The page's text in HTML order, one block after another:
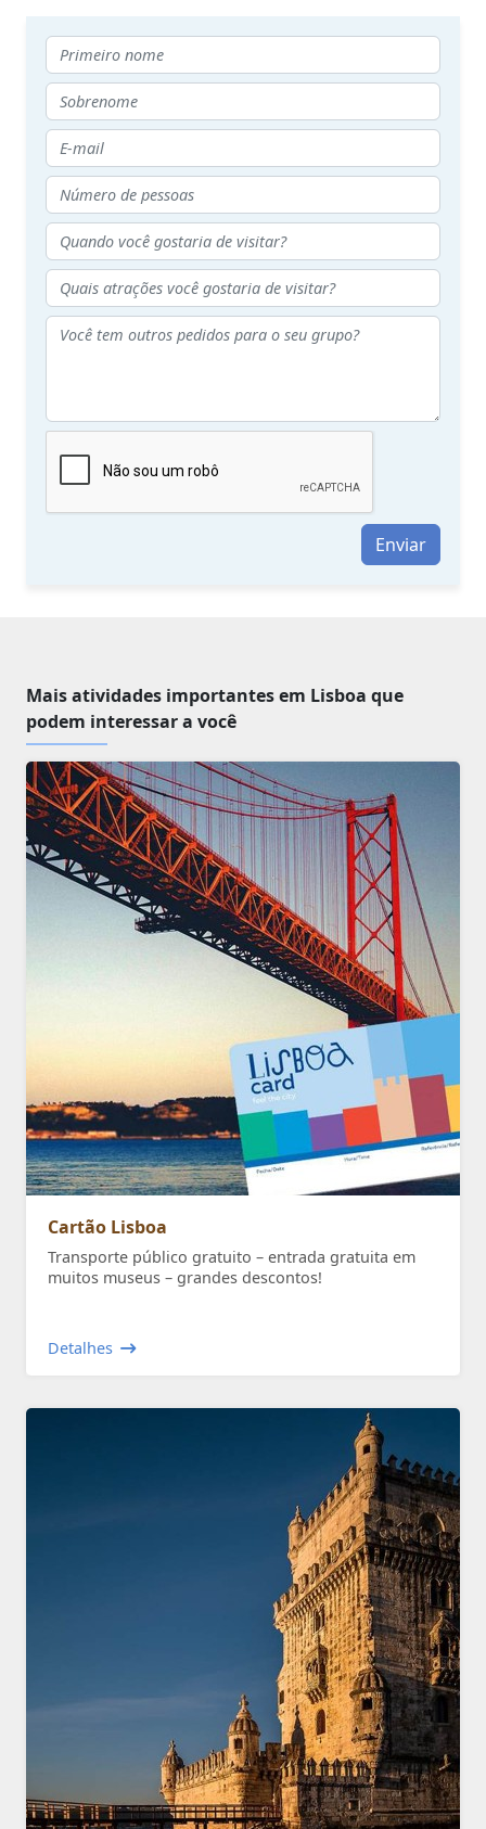
Enviar
Mais atividades importantes em Lisboa que
podem interessar a você
Cartão Lisboa
Transporte público gratuito – entrada gratuita em
muitos museus – grandes descontos!
Detalhes